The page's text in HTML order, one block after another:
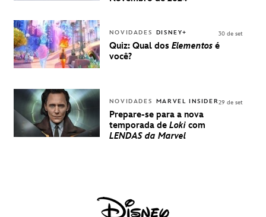
DISNEY
NOVIDADES DISNEY+
Quiz: Qual dos Elementos é
você?
30 de set
NOVIDADES MARVEL INSIDER
Prepare-se para a nova
temporada de Loki com
LENDAS da Marvel
29 de set